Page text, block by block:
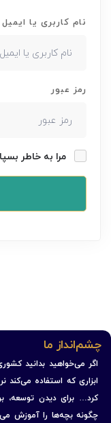
نام کاربری یا ایمیل
رمز عبور
مرا به خاطر
چشم‌انداز ما
اگر می‌خواهید بدانید
ابزاری که استفاده می‌کند
کرد… برای دیدن توسعه،
چگونه بچه‌ها را آموزش